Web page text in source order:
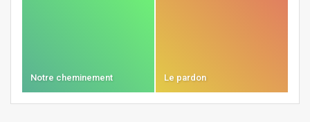
Notre cheminement Le pardon